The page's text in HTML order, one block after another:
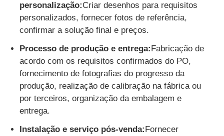
personalização:Criar desenhos para requisitos
personalizados, fornecer fotos de referência,
confirmar a solução final e preços.
Processo de produção e entrega: Fabricação de
acordo com os requisitos confirmados do PO,
fornecimento de fotografias do progresso da
produção, realização de calibração na fábrica ou
por terceiros, organização da embalagem e
entrega.
Instalação e serviço pós-venda: Fornecer